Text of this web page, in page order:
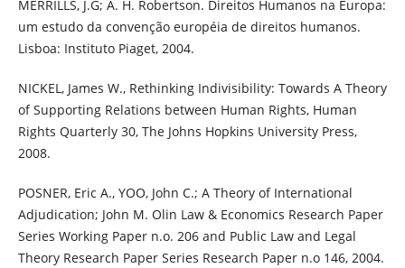
MERRILLS, J.G; A. H. Robertson. Direitos Humanos na Europa:
um estudo da convenção européia de direitos humanos.
Lisboa: Instituto Piaget, 2004.
NICKEL, James W., Rethinking Indivisibility: Towards A Theory
of Supporting Relations between Human Rights, Human
Rights Quarterly 30, The Johns Hopkins University Press,
2008.
POSNER, Eric A., YOO, John C.; A Theory of International
Adjudication; John M. Olin Law & Economics Research Paper
Series Working Paper n.o. 206 and Public Law and Legal
Theory Research Paper Series Research Paper n.o 146, 2004.